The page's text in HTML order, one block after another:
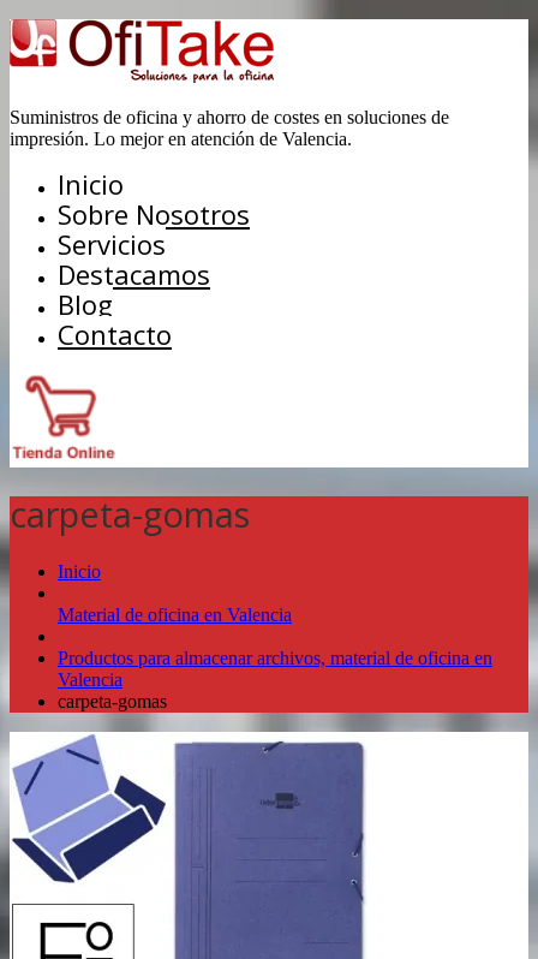
Suministros de oficina y ahorro de costes en soluciones de
impresión. Lo mejor en atención de Valencia.
Inicio
Sobre Nosotros
Servicios
Destacamos
Blog
Contacto
carpeta-gomas
Inicio
Material de oficina en Valencia
Productos para almacenar archivos, material de oficina en
Valencia
carpeta-gomas